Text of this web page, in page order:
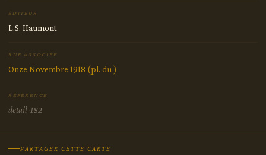
ÉDITEUR
L.S. Haumont
RUE ASSOCIÉE
Onze Novembre 1918 (pl. du )
RÉFÉRENCE
detail-182
PARTAGER CETTE CARTE